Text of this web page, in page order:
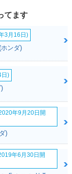
てます
3月16日)
ンダ)
日)
年9月20日開
)
年6月30日開